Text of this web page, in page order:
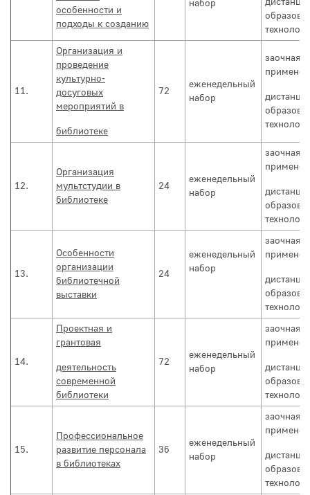
особенности и
подходы к созданию
набор
11.
Организация и
проведение
культурно-
досуговых
мероприятий в
библиотеке
72
еженедельный
набор
заочная с
12.
Организация
мультстудии в
библиотеке
24
еженедельный
набор
заочная с
13.
Особенности
организации
библиотечной
выставки
24
еженедельный
набор
заочная с
14.
Проектная и
грантовая
деятельность
современной
библиотеки
72
еженедельный
набор
заочная с
15.
Профессиональное
развитие персонала
в библиотеках
36
еженедельный
набор
заочная с